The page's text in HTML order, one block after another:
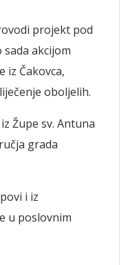
projekt pod
sada akcijom
iz Čakovca,
oboljelih.
Župe sv. Antuna
grada
i iz
u poslovnim